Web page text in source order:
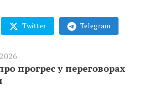
Twitter Telegram
прогрес у переговорах